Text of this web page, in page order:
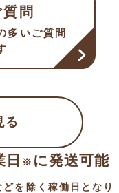
問
多いご質問
る
※ に発送可能
を除く稼働日となり